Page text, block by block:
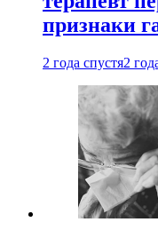
признаки
2 года спустя2